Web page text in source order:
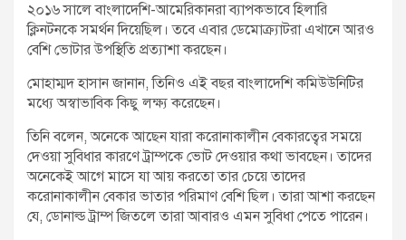
২০১৬ সালে বাংলাদেশি-আমেরিকানরা ব্যাপকভাবে হিলারি
ক্লিনটনকে সমর্থন দিয়েছিল। তবে এবার ডেমোক্র্যাটরা এখানে আরও
বেশি ভোটার উপস্থিতি প্রত্যাশা করছেন।
মোহাম্মদ হাসান জানান, তিনিও এই বছর বাংলাদেশি কমিউউনিটির
মধ্যে অস্বাভাবিক কিছু লক্ষ্য করেছেন।
তিনি বলেন, অনেকে আছেন যারা করোনাকালীন বেকারত্বের সময়ে
দেওয়া সুবিধার কারণে ট্রাম্পকে ভোট দেওয়ার কথা ভাবছেন। তাদের
অনেকেই আগে মাসে যা আয় করতো তার চেয়ে তাদের
করোনাকালীন বেকার ভাতার পরিমাণ বেশি ছিল। তারা আশা করছেন
যে, ডোনাল্ড ট্রাম্প জিতলে তারা আবারও এমন সুবিধা পেতে পারেন।